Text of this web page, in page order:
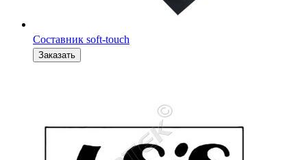
Составник soft-touch